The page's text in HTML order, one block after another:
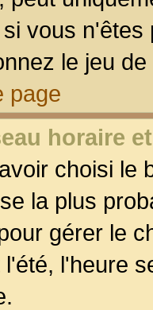
vous
le jeu
page
horaire
choisi le
la plus
gérer le
l'heure